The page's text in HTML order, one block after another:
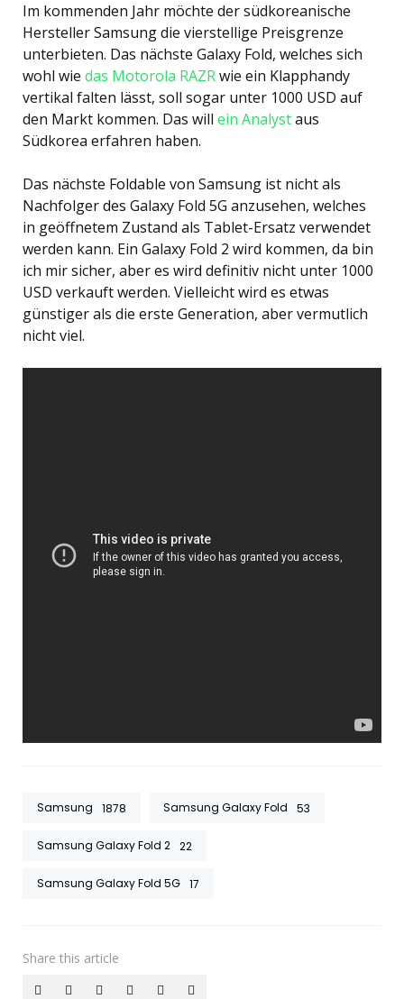
Im kommenden Jahr möchte der südkoreanische
Hersteller Samsung die vierstellige Preisgrenze
unterbieten. Das nächste Galaxy Fold, welches sich
wohl wie das Motorola RAZRwie ein Klapphandy
vertikal falten lässt, soll sogar unter 1000 USD auf
den Markt kommen. Das will ein Analystaus
Südkorea erfahren haben.
Das nächste Foldable von Samsung ist nicht als
Nachfolger des Galaxy Fold 5G anzusehen, welches
in geöffnetem Zustand als Tablet-Ersatz verwendet
werden kann. Ein Galaxy Fold 2 wird kommen, da bin
ich mir sicher, aber es wird definitiv nicht unter 1000
USD verkauft werden. Vielleicht wird es etwas
günstiger als die erste Generation, aber vermutlich
nicht viel.
Samsung 1878 Samsung Galaxy Fold 53
Samsung Galaxy Fold 2 22
Samsung Galaxy Fold 5G 17
Share this article